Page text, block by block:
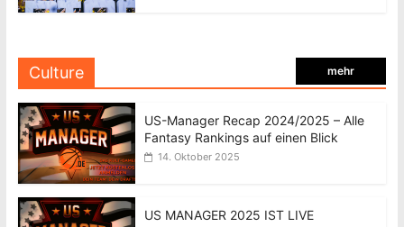
Culture mehr
US-Manager Recap 2024/2025 – Alle
Fantasy Rankings auf einen Blick
14. Oktober 2025
US MANAGER 2025 IST LIVE